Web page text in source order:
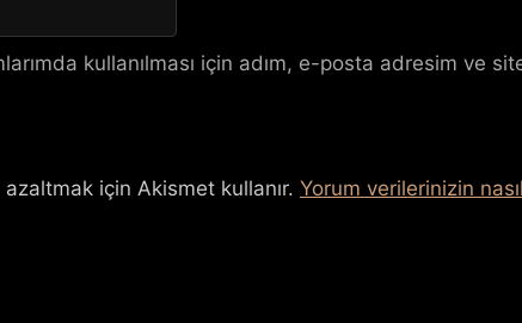
kullanılması için adım, e-posta adresim ve
için Akismet kullanır. Yorum verilerinizin